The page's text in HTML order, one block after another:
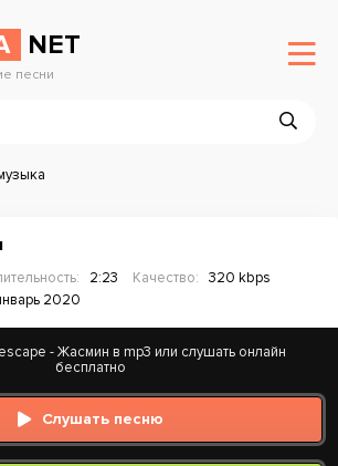
NET
песни
2:23 Качество:
320 kbps
2020
- Жасмин в mp3 или слушать онлайн
бесплатно
Слушать песню